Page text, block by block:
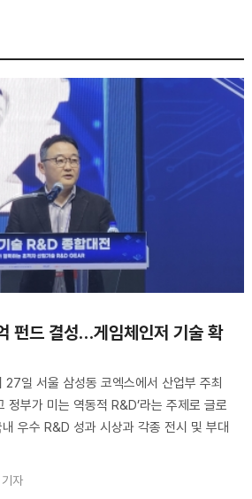
펀드 결성…게임체인저 기술 확
27일 서울 삼성동 코엑스에서 산업부 주최
정부가 미는 역동적 R&D’라는 주제로 글로
우수 R&D 성과 시상과 각종 전시 및 부대
자